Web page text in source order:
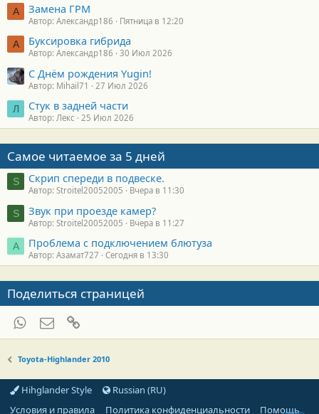
А Замена ГРМ
Автор: Александр186 Пятница в 12:20
А Буксировка гибрида
Автор: Александр186 30 Июл 2026
С Днём рождения Yugin!
Автор: Mihail71 27 Июл 2026
Л Стук в задней части
Автор: Лекс 25 Июл 2026
Самое читаемое за 5 дней
S Скрип спереди в подвеске.
Автор: Stroitel20052005 Вчера в 11:30
S Звук при проезде камер?
Автор: Stroitel20052005 Вчера в 11:27
А Проблема с подключением блютуза
Автор: Азамат727 Сегодня в 13:30
Поделиться страницей
WhatsAppЭлектронная почта
Toyota-Highlander 2010
Hihglander Style
Russian (RU)
Условия и правила
Политика конфиденциальности Помощь